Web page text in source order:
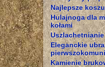
Najlepsze
Hulajnoga dla
kołami
Eleganckie
Kamienie